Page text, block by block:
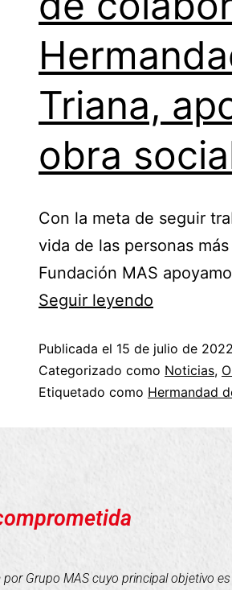
Triana,
obra
Con la meta de seguir
vida de las personas
Fundación MAS
Seguir leyendo
Publicada el 15 de julio de 2022
Categorizado como Noticias,
Etiquetado como Hermandad
Grupo MAS cuyo principal objetivo